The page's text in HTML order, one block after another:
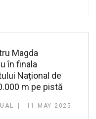
Magda
în finala
Național de
m pe pistă
11 MAY 2025